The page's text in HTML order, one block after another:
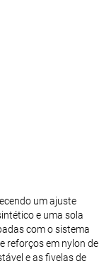
um ajuste
e uma sola
com o sistema
reforços em nylon de
e as fivelas de